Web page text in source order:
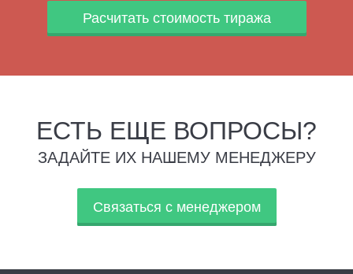
Расчитать стоимость тиража
ЕСТЬ ЕЩЕ ВОПРОСЫ?
ЗАДАЙТЕ ИХ НАШЕМУ МЕНЕДЖЕРУ
Связаться с менеджером